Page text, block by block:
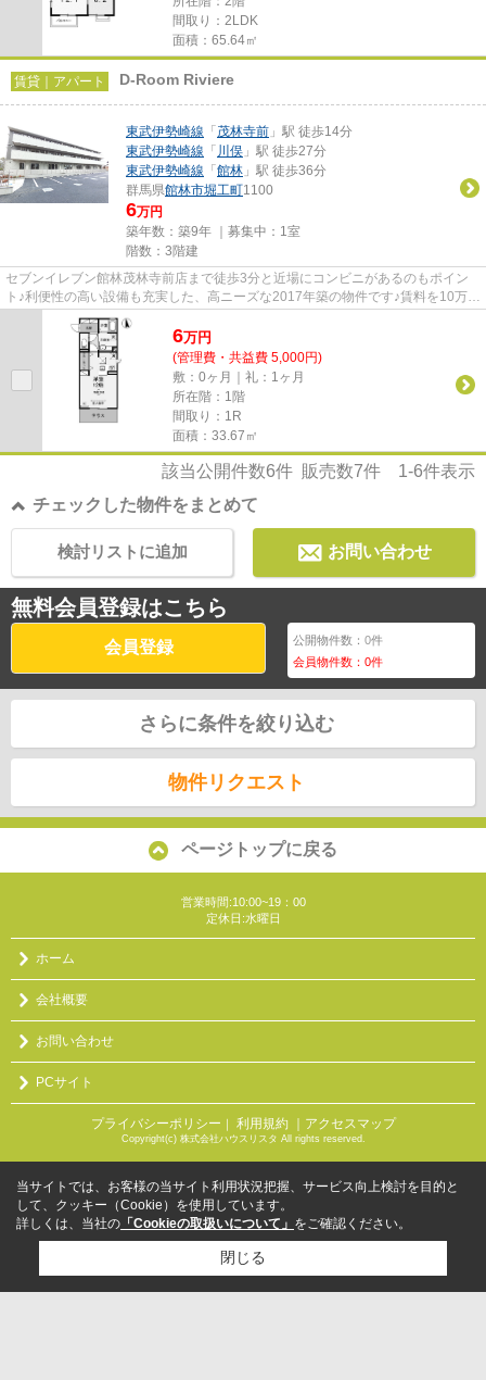
間取り：2LDK
面積：65.64㎡
賃貸｜アパート D-Room Riviere
東武伊勢崎線 「 茂林寺前 」駅 徒歩14分
東武伊勢崎線 「 川俣 」駅 徒歩27分
東武伊勢崎線 「 館林 」駅 徒歩36分
群馬県館林市堀工町1100
6万円
築年数：築9年 ｜募集中： 1室
階数：3階建
セブンイレブン館林茂林寺前店まで徒歩3分と近場にコンビニがあるのもポイン
ト♪利便性の高い設備も充実した、高ニーズな2017年築の物件です♪賃料を10万円
以下に抑えたい方におすすめで...
6万円
(管理費・共益費 5,000円)
敷：0ヶ月｜礼：1ヶ月
所在階：1階
間取り：1R
面積：33.67㎡
該当公開件数6件 販売数7件 1-6件表示
チェックした物件をまとめて
お問い合わせ
検討リストに追加
無料会員登録はこちら
会員登録 公開物件数：0件
会員物件数：0件
さらに条件を絞り込む
物件リクエスト
ページトップに戻る
営業時間:10:00~19：00
定休日:水曜日
ホーム
会社概要
お問い合わせ
PCサイト
プライバシーポリシー ｜ 利用規約 ｜アクセスマップ
Copyright(c) 株式会社ハウスリスタ All rights reserved.
当サイトでは、お客様の当サイト利用状況把握、サービス向上検討を目的と
して、クッキー（Cookie）を使用しています。
詳しくは、当社の 「Cookieの取扱いについて」 をご確認ください。
閉じる